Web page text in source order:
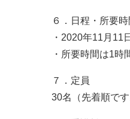
６．日程・所要時
・2020年11月
・所要時間は1時
７．定員
30名（先着順です